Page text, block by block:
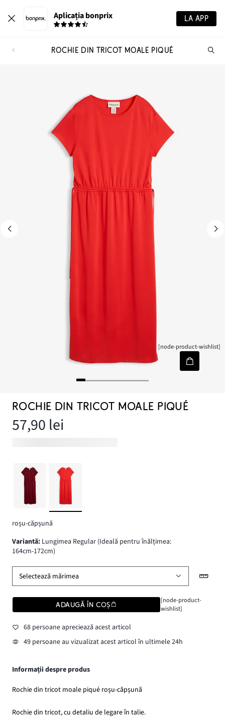
Aplicația bonprix LA APP
ROCHIE DIN TRICOT MOALE PIQUÉ
[node-product-wishlist]
ROCHIE DIN TRICOT MOALE PIQUÉ
57,90 lei
roșu-căpșună
variantă: Lungimea Regular (Ideală pentru înălțimea:
164cm-172cm)
Selectează mărimea
ADAUGĂ ÎN COȘ
[node-product-
wishlist]
68 persoane apreciează acest articol
49 persoane au vizualizat acest articol în ultimele 24h
Informații despre produs
Rochie din tricot moale piqué roșu-căpșună
Rochie din tricot, cu detaliu de legare în talie.